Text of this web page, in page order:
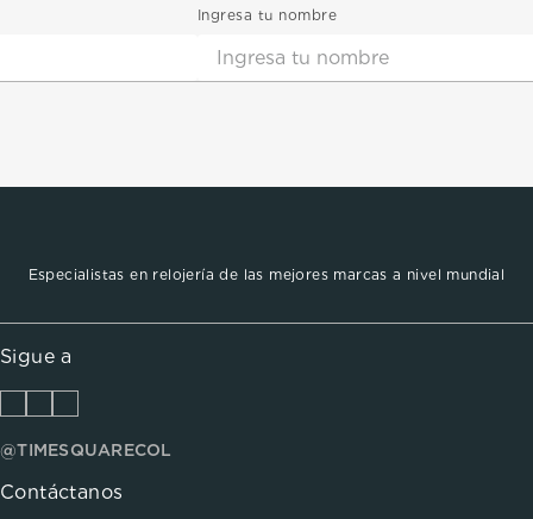
Ingresa tu nombre
Especialistas en relojería de las mejores marcas a nivel mundial
Sigue a
@TIMESQUARECOL
Contáctanos